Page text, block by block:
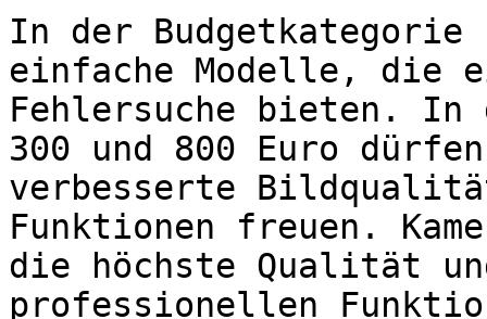
In der
einfache Modelle, die
Fehlersuche bieten. In
300 und 800 Euro
verbesserte
Funktionen freuen.
die höchste Qualität
professionellen